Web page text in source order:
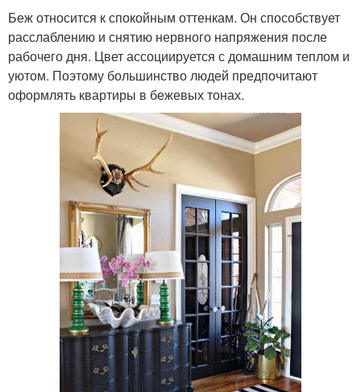
Беж относится к спокойным оттенкам. Он способствует
расслаблению и снятию нервного напряжения после
рабочего дня. Цвет ассоциируется с домашним теплом и
уютом. Поэтому большинство людей предпочитают
оформлять квартиры в бежевых тонах.